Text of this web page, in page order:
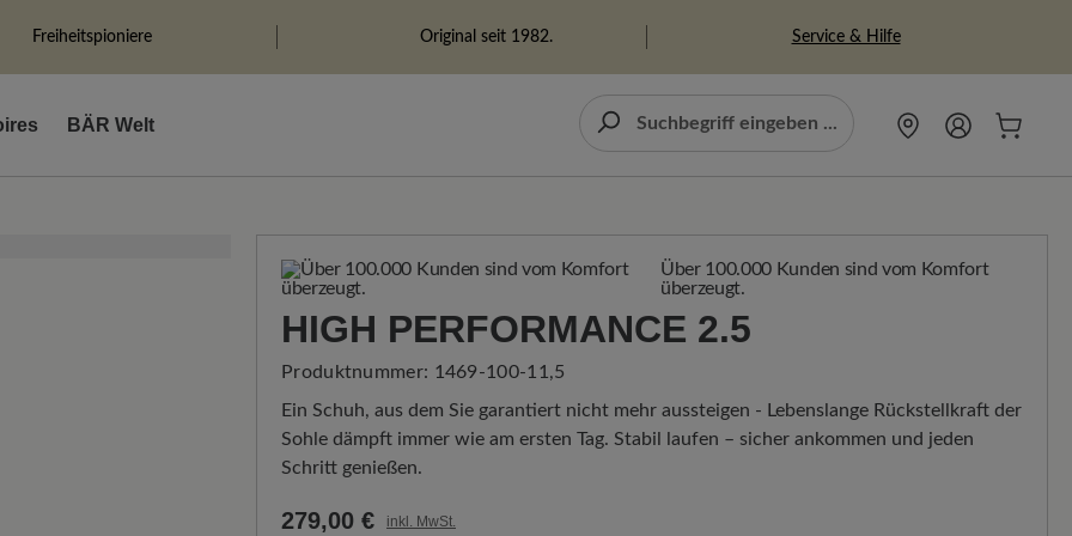
Freiheitspioniere Original seit 1982. Service & Hilfe
BÄR Welt
Über 100.000 Kunden sind vom Komfort
überzeugt.
HIGH PERFORMANCE 2.5
Produktnummer: 1469-100-11,5
Ein Schuh, aus dem Sie garantiert nicht mehr aussteigen - Lebenslange Rückstellkraft der
Sohle dämpft immer wie am ersten Tag. Stabil laufen – sicher ankommen und jeden
Schritt genießen.
279,00 € inkl. MwSt.